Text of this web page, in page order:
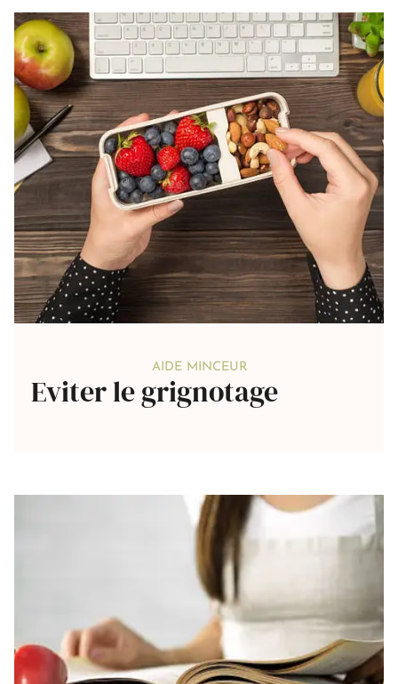
AIDE MINCEUR
Eviter le grignotage